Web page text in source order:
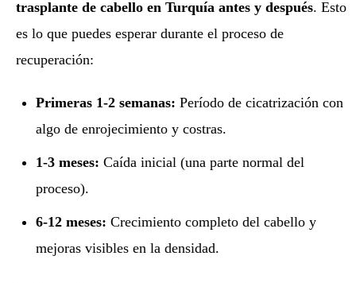
trasplante de cabello en Turquía antes y después. Esto
es lo que puedes esperar durante el proceso de
recuperación:
Primeras 1-2 semanas: Período de cicatrización con
algo de enrojecimiento y costras.
1-3 meses: Caída inicial (una parte normal del
proceso).
6-12 meses: Crecimiento completo del cabello y
mejoras visibles en la densidad.